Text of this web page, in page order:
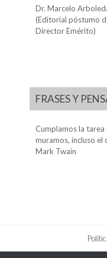
Dr. Marcelo
(Editorial póstumo
Director Emérito)
FRASES Y
Cumplamos la
muramos, incluso el
Mark Twain